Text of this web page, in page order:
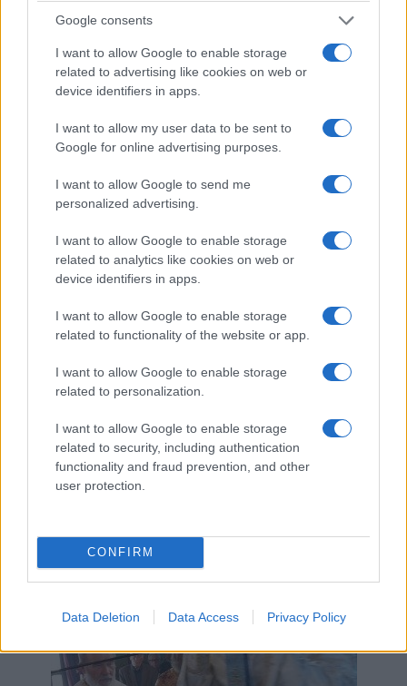
Google consents
I want to allow Google to enable storage
related to advertising like cookies on web or
device identifiers in apps.
I want to allow my user data to be sent to
Google for online advertising purposes.
I want to allow Google to send me
personalized advertising.
I want to allow Google to enable storage
related to analytics like cookies on web or
device identifiers in apps.
I want to allow Google to enable storage
related to functionality of the website or app.
I want to allow Google to enable storage
related to personalization.
I want to allow Google to enable storage
related to security, including authentication
functionality and fraud prevention, and other
user protection.
CONFIRM
Data Deletion Data Access Privacy Policy
Συγχαρητήριαγια την ευπρέπεια του Ιερού
Ενοριακού Ναού και ευχαριστίες πολλές στον
Εφημέριο π. Μακάριο, στο Εκκλησιαστικό
Συμβούλιο Τετραλόφου και στους συνεργάτες
π. Κωνσταντίνος Ι. Κώστας
παπαδάσκαλος